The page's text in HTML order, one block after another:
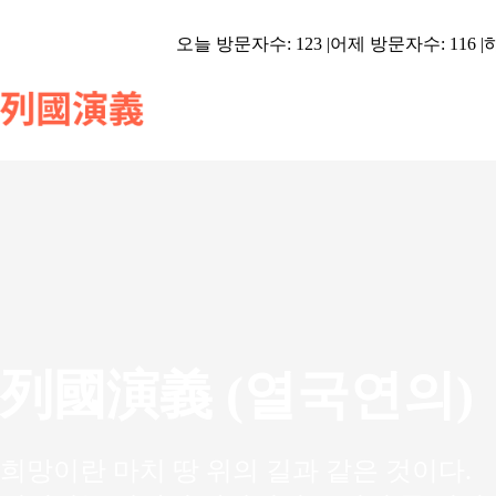
오늘 방문자수: 123 |어제 방문자수: 116 |